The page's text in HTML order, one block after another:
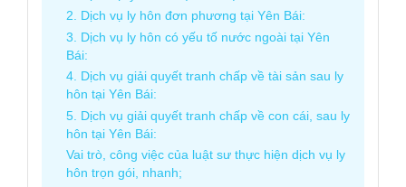
2. Dịch vụ ly hôn đơn phương tại Yên Bái:
3. Dịch vụ ly hôn có yếu tố nước ngoài tại Yên
Bái:
4. Dịch vụ giải quyết tranh chấp về tài sản sau ly
hôn tại Yên Bái:
5. Dịch vụ giải quyết tranh chấp về con cái, sau ly
hôn tại Yên Bái:
Vai trò, công việc của luật sư thực hiện dịch vụ ly
hôn trọn gói, nhanh;